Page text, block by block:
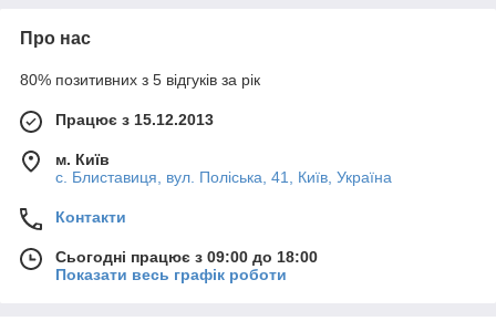
Про нас
80% позитивних з 5 відгуків за рік
Працює з 15.12.2013
м. Київ
с. Блиставиця, вул. Поліська, 41, Київ, Україна
Контакти
Сьогодні працює з 09:00 до 18:00
Показати весь графік роботи